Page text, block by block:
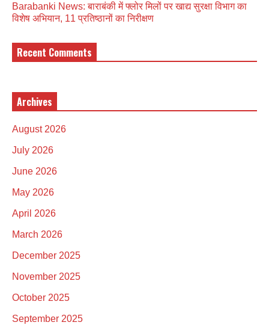
Barabanki News: बाराबंकी में फ्लोर मिलों पर खाद्य सुरक्षा विभाग का
विशेष अभियान, 11 प्रतिष्ठानों का निरीक्षण
Recent Comments
Archives
August 2026
July 2026
June 2026
May 2026
April 2026
March 2026
December 2025
November 2025
October 2025
September 2025